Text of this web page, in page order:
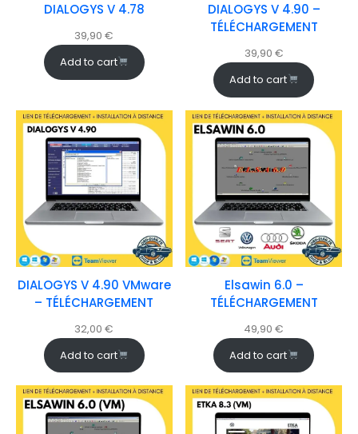
DIALOGYS V 4.78
39,90€
Add to cart
DIALOGYS V 4.90 –
TÉLÉCHARGEMENT
39,90 €
Add to cart
DIALOGYS V 4.90 VMware
– TÉLÉCHARGEMENT
32,00€
Add to cart
Elsawin 6.0 –
TÉLÉCHARGEMENT
49,90€
Add to cart